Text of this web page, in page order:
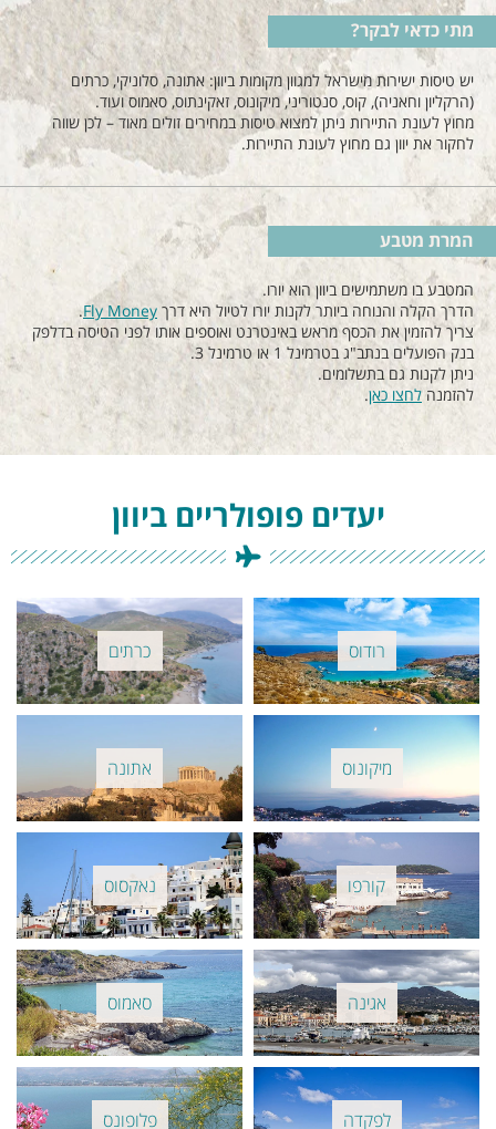
מתי כדאי לבקר?
יש טיסות ישירות מישראל למגוון מקומות ביוון: אתונה, סלוניקי, כרתים
(הרקליון וחאניה), קוס, סנטוריני, מיקונוס, זאקינתוס, סאמוס ועוד.
מחוץ לעונת התיירות ניתן למצוא טיסות במחירים זולים מאוד – לכן שווה
לחקור את יוון גם מחוץ לעונת התיירות.
המרת מטבע
המטבע בו משתמישים ביוון הוא יורו.
הדרך הקלה והנוחה ביותר לקנות יורו לטיול היא דרך Fly Money
.
צריך להזמין את הכסף מראש באינטרנט ואוספים אותו לפני הטיסה בדלפק
בנק הפועלים בנתב"ג בטרמינל 1 או טרמינל 3.
ניתן לקנות גם בתשלומים.
להזמנה לחצו כאן.
יעדים פופולריים ביוון
רודוס כרתים
מיקונוס אתונה
קורפו נאקסוס
אגינה סאמוס
לפקדה פלופונס